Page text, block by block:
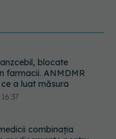
combinația
medicamente pentru
De ce doi pacienți cu
pot primi